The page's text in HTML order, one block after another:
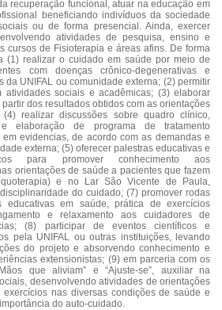
recuperação funcional, atuar na educação em
beneficiando indivíduos da sociedade
ou de forma presencial. Ainda, exercer
atividades de pesquisa, ensino e
cursos de Fisioterapia e áreas afins. De forma
(1) realizar o cuidado em saúde por meio de
com doenças crônico-degenerativas e
da UNIFAL ou comunidade externa; (2) permitir
sociais e acadêmicas; (3) elaborar
dos resultados obtidos com as orientações
realizar discussões sobre quadro clínico,
elaboração de programa de tratamento
evidencias, de acordo com as demandas e
externa; (5) oferecer palestras educativas e
para promover conhecimento aos
orientações de saúde a pacientes que fazem
e no Lar São Vicente de Paula,
do cuidado; (7) promover rodas
educativas em saúde, prática de exercícios
e relaxamento aos cuidadores de
(8) participar de eventos científicos e
pela UNIFAL ou outras instituições, levando
do projeto e absorvendo conhecimento e
extensionistas; (9) em parceria com os
que aliviam” e “Ajuste-se”, auxiliar na
desenvolvendo atividades de orientações
nas diversas condições de saúde e
do auto-cuidado.